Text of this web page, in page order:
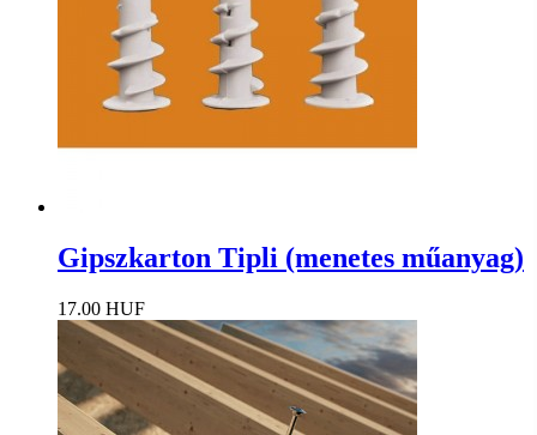
Gipszkarton Tipli (menetes műanyag)
17.00 HUF